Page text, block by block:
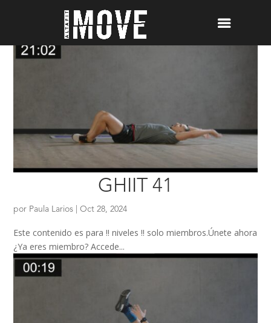
GHIIT 41
por Paula Larios |Oct 28, 2024
Este contenido es para !! niveles !! solo miembros.Únete ahora
¿Ya eres miembro? Accede...